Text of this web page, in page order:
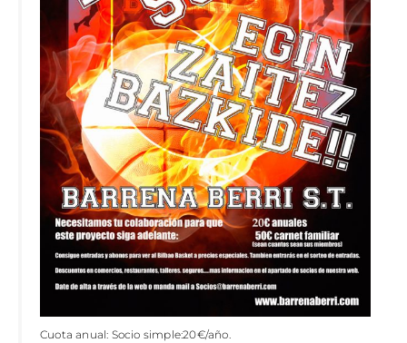
Cuota anual: Socio simple:20€/año.